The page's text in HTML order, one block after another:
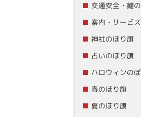
交通安全・鍵
案内・サービ
神社のぼり旗
占いのぼり旗
ハロウィンの
春のぼり旗
夏のぼり旗